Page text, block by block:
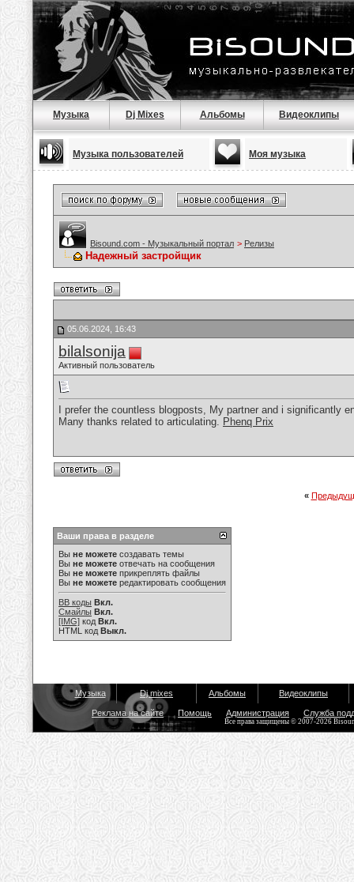
Музыка Dj Mixes Альбомы Видеоклипы
Музыка пользователей Моя музыка
Bisound.com - Музыкальный портал > Релизы
Надежный застройщик
05.06.2024, 16:43
bilalsonija
Активный пользователь
I prefer the countless blogposts, My partner and i significantly
Many thanks related to articulating. Phenq Prix
«
Ваши права в разделе
Вы не можете создавать темы
Вы не можете отвечать на сообщения
Вы не можете прикреплять файлы
Вы не можете редактировать сообщения
BB коды Вкл.
Смайлы Вкл.
[IMG] код Вкл.
HTML код Выкл.
Музыка Dj mixes Альбомы Видеоклипы
Реклама на сайте Помощь Администрация Служба
Все права защищены © 2007-2026